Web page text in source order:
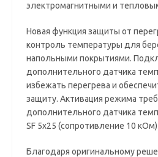
электромагнитными и
Новая функция защиты от
контроль температуры для
напольными покрытиями.
дополнительного датчика
избежать перегрева и
защиту. Активация режима
дополнительного датчика
SF 5х25 (сопротивление 10 кОм).
Благодаря оригинальному